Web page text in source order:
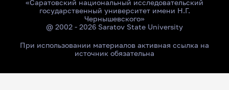
«Саратовский национальный исследовательский
государственный университет имени Н.Г.
Чернышевского»
@ 2002 - 2026 Saratov State University
При использовании материалов активная ссылка на
источник обязательна